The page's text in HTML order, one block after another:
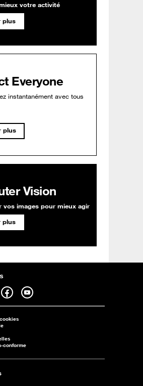
votre activité
plus
Everyone
instantanément avec tous
plus
Vision
vos images pour mieux agir
plus
Suivez-nous sur facebook - ouverture dans un nouvel onglet Suivez-nous sur youtube - ouverture dans un nouvel onglet
conforme